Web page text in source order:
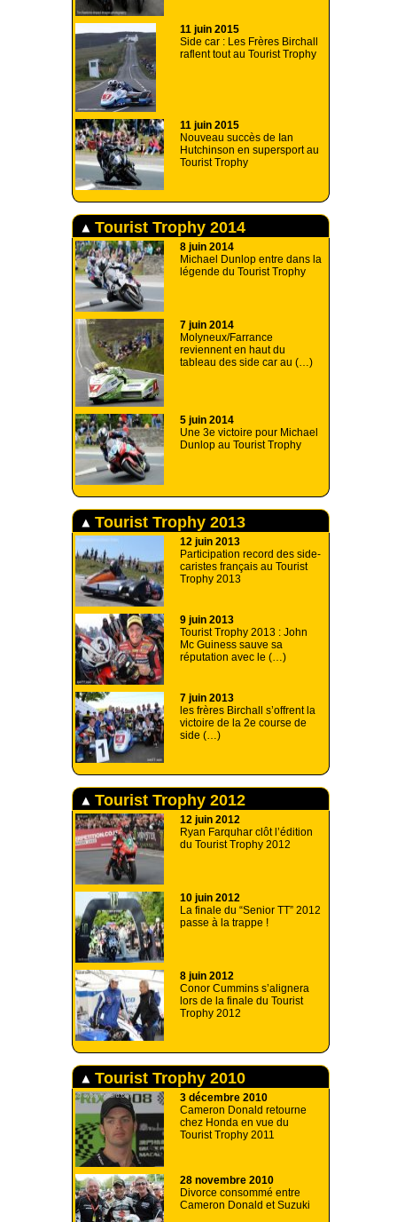
11 juin 2015
Side car : Les Frères Birchall
raflent tout au Tourist Trophy
11 juin 2015
Nouveau succès de Ian
Hutchinson en supersport au
Tourist Trophy
Tourist Trophy 2014
8 juin 2014
Michael Dunlop entre dans la
légende du Tourist Trophy
7 juin 2014
Molyneux/Farrance
reviennent en haut du
tableau des side car au (…)
5 juin 2014
Une 3e victoire pour Michael
Dunlop au Tourist Trophy
Tourist Trophy 2013
12 juin 2013
Participation record des side-
caristes français au Tourist
Trophy 2013
9 juin 2013
Tourist Trophy 2013 : John
Mc Guiness sauve sa
réputation avec le (…)
7 juin 2013
les frères Birchall s’offrent la
victoire de la 2e course de
side (…)
Tourist Trophy 2012
12 juin 2012
Ryan Farquhar clôt l’édition
du Tourist Trophy 2012
10 juin 2012
La finale du “Senior TT” 2012
passe à la trappe !
8 juin 2012
Conor Cummins s’alignera
lors de la finale du Tourist
Trophy 2012
Tourist Trophy 2010
3 décembre 2010
Cameron Donald retourne
chez Honda en vue du
Tourist Trophy 2011
28 novembre 2010
Divorce consommé entre
Cameron Donald et Suzuki